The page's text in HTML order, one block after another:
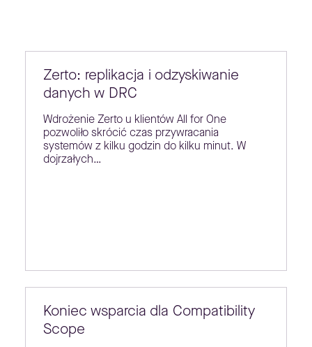
Zerto: replikacja i odzyskiwanie
danych w DRC
Wdrożenie Zerto u klientów All for One
pozwoliło skrócić czas przywracania
systemów z kilku godzin do kilku minut. W
dojrzałych…
Koniec wsparcia dla Compatibility
Scope